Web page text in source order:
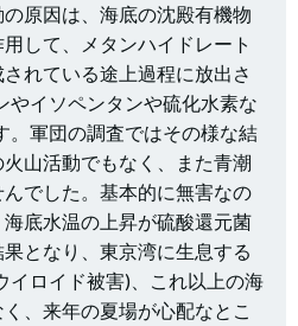
原因は、海底の沈殿有機物
して、メタンハイドレート
れている途上過程に放出さ
やイソペンタンや硫化水素な
。軍団の調査ではその様な結
山活動でもなく、また青潮
でした。基本的に無害なの
底水温の上昇が硫酸還元菌
となり、東京湾に生息する
イロイド被害)、これ以上の海
、来年の夏場が心配なとこ